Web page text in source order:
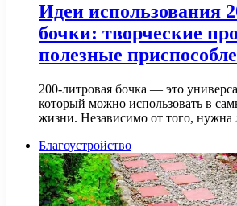
Идеи использования
бочки: творческие
полезные
200-литровая бочка — это
который можно использовать в
жизни. Независимо от того,
Благоустройство